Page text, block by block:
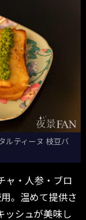
ルティーヌ 枝豆バ
ャ・人参・ブロ
。温めて提供さ
ッシュが美味し